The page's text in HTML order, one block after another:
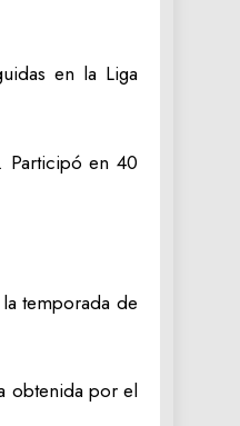
en la Liga
Participó en 40
temporada de
obtenida por el